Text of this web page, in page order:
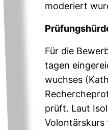
mode­riert
Für die
tagen
wuchses
prüft. Laut